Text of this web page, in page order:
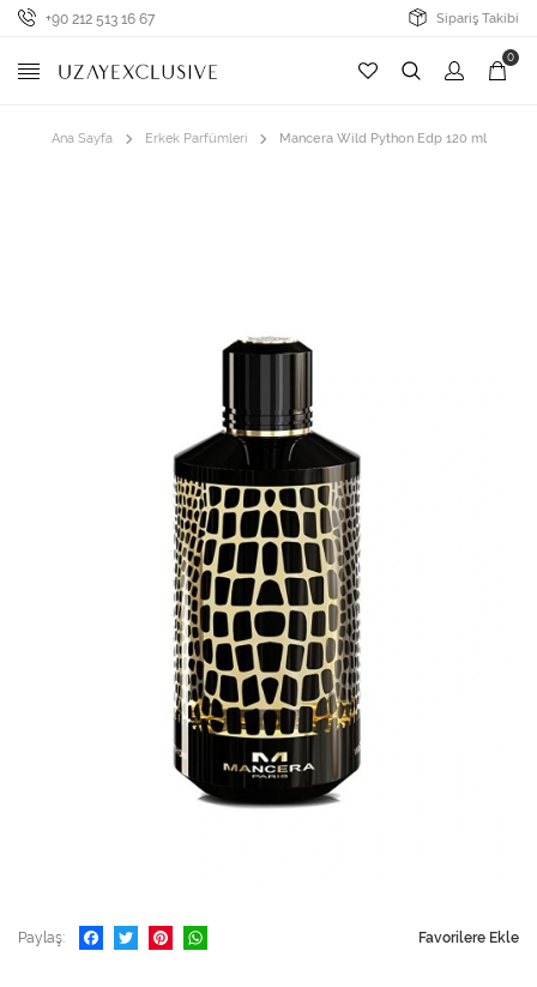
+90 212 513 16 67 Sipariş Takibi
0
Ana Sayfa Erkek Parfümleri Mancera Wild Python Edp 120 ml
Paylaş Favorilere Ekle